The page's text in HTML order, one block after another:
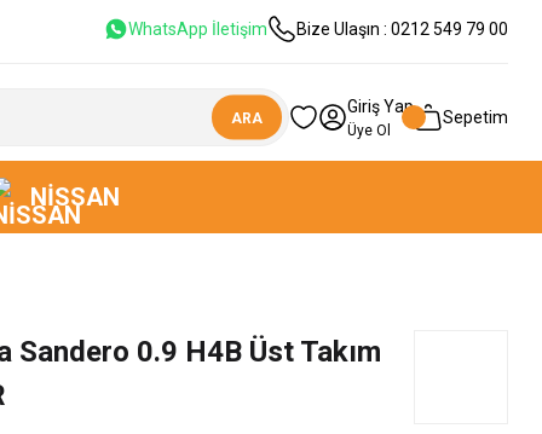
WhatsApp İletişim Bize Ulaşın : 0212 549 79 00
ARA
Giriş Yap
Üye Ol
Sepetim
NISSAN
Sandero 0.9 H4B Üst Takım